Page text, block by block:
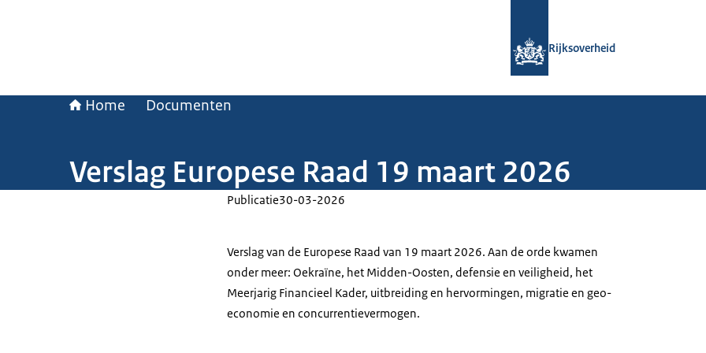
Rijksoverheid
Home Documenten
Verslag Europese Raad 19 maart 2026
Publicatie30-03-2026
Verslag van de Europese Raad van 19 maart 2026. Aan de orde kwamen
onder meer: Oekraïne, het Midden-Oosten, defensie en veiligheid, het
Meerjarig Financieel Kader, uitbreiding en hervormingen, migratie en geo-
economie en concurrentievermogen.